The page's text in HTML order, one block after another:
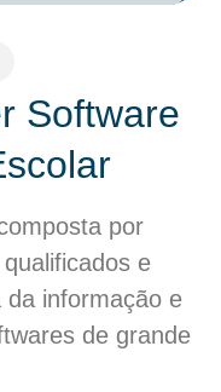
Software
por
e
da informação e
de grande